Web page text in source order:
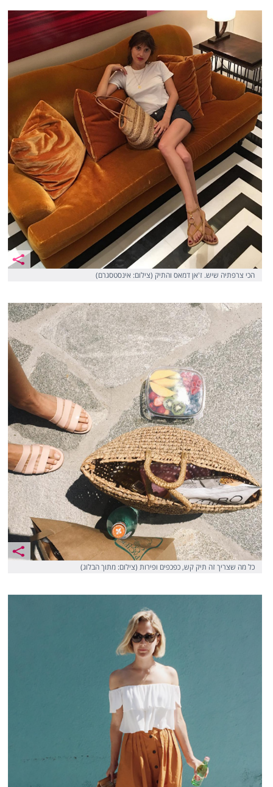
הכי צרפתיה שיש. ז'אן דמאס והתיק (צילום: אינסטסגרם)
כל מה שצריך זה תיק קש, כפכפים ופירות (צילום: מתוך הבלוג)